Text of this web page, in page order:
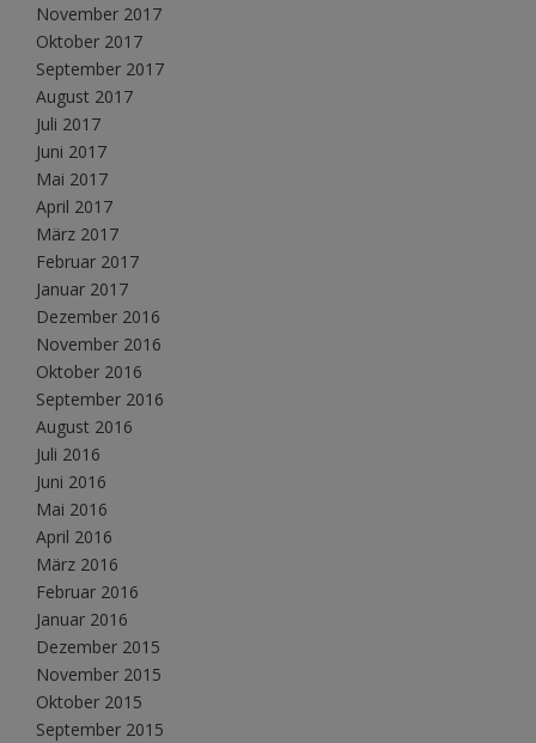
November 2017
Oktober 2017
September 2017
August 2017
Juli 2017
Juni 2017
Mai 2017
April 2017
März 2017
Februar 2017
Januar 2017
Dezember 2016
November 2016
Oktober 2016
September 2016
August 2016
Juli 2016
Juni 2016
Mai 2016
April 2016
März 2016
Februar 2016
Januar 2016
Dezember 2015
November 2015
Oktober 2015
September 2015